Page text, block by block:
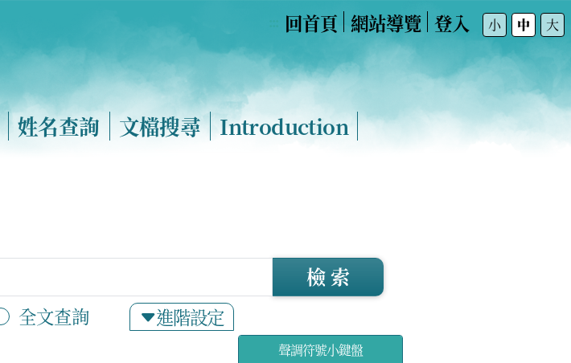
回首頁 網站導覽 登入 小 中 大
姓名查詢 文檔搜尋 Introduction
全文查詢 進階設定
檢 索
聲調符號小鍵盤